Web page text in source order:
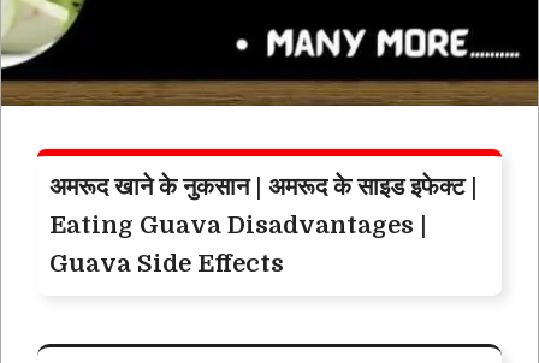
अमरूद खाने के नुकसान | अमरूद के साइड इफेक्ट |
Eating Guava Disadvantages |
Guava Side Effects